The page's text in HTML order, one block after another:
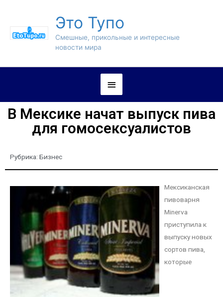
Это Тупо
Смешные, прикольные и интересные
новости мира
В Мексике начат выпуск пива
для гомосексуалистов
Рубрика: Бизнес
Мексиканская
пивоварня
Minerva
приступила к
выпуску новых
сортов пива,
которые